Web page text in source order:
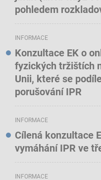
pohledem
INFORMACE
Konzultace EK o
fyzických tržištích
Unii, které se
porušování IPR
INFORMACE
Cílená konzultace
vymáhání IPR ve
INFORMACE